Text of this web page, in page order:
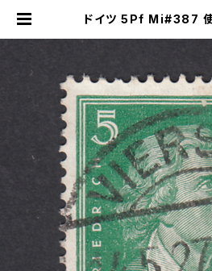
ドイツ 5Pf Mi#387